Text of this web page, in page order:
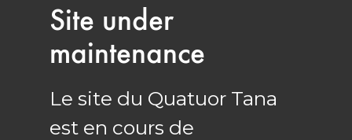
Site under
maintenance
Le site du Quatuor Tana
est en cours de